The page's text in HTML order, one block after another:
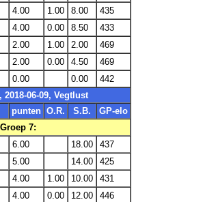
4.00 1.00 8.00
435
4.00 0.00 8.50
433
2.00 1.00 2.00
469
2.00 0.00 4.50
469
0.00 0.00
442
, 2018-06-09, Vegtlust
punten O.R. S.B.
GP-elo
Groep 7:
6.00 18.00
437
5.00 14.00
425
4.00 1.00 10.00
431
4.00 0.00 12.00
446